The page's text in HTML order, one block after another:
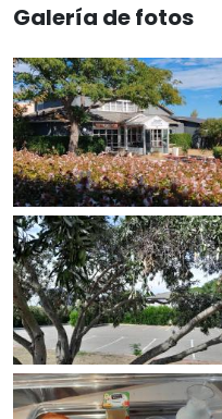
Galería de fotos